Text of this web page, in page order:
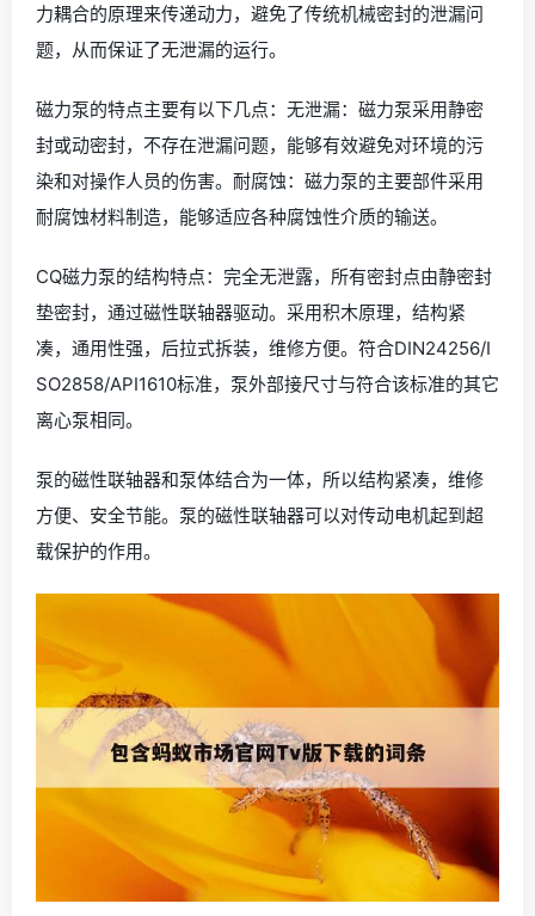
力耦合的原理来传递动力，避免了传统机械密封的泄漏问
题，从而保证了无泄漏的运行。
磁力泵的特点主要有以下几点：无泄漏：磁力泵采用静密
封或动密封，不存在泄漏问题，能够有效避免对环境的污
染和对操作人员的伤害。耐腐蚀：磁力泵的主要部件采用
耐腐蚀材料制造，能够适应各种腐蚀性介质的输送。
CQ磁力泵的结构特点：完全无泄露，所有密封点由静密封
垫密封，通过磁性联轴器驱动。采用积木原理，结构紧
凑，通用性强，后拉式拆装，维修方便。符合DIN24256/I
SO2858/API1610标准，泵外部接尺寸与符合该标准的其它
离心泵相同。
泵的磁性联轴器和泵体结合为一体，所以结构紧凑，维修
方便、安全节能。泵的磁性联轴器可以对传动电机起到超
载保护的作用。